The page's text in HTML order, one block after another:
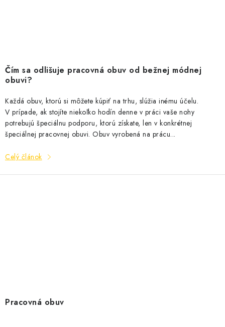
Čím sa odlišuje pracovná obuv od bežnej módnej
obuvi­?
Každá obuv, ktorú si môžete kúpiť na trhu, slúžia inému účelu.
V prípade, ak stojíte niekoľko hodín denne v práci vaše nohy
potrebujú špeciálnu podporu, ktorú získate, len v konkrétnej
špeciálnej pracovnej obuvi. Obuv vyrobená na prácu...
Celý článok
Pracovná obuv